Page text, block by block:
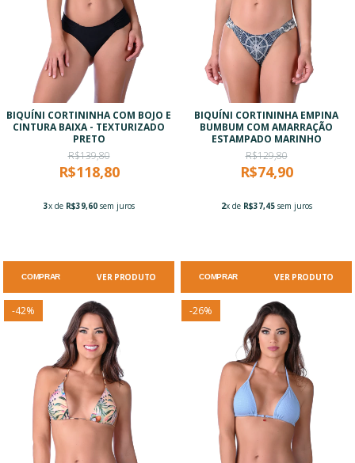
BIQUÍNI CORTININHA COM BOJO E
CINTURA BAIXA - TEXTURIZADO
PRETO
R$139,80
R$118,80
3x de R$39,60sem juros
COMPRAR VER PRODUTO
BIQUÍNI CORTININHA EMPINA
BUMBUM COM AMARRAÇÃO
ESTAMPADO MARINHO
R$129,80
R$74,90
2x de R$37,45sem juros
COMPRAR VER PRODUTO
-42% -26%